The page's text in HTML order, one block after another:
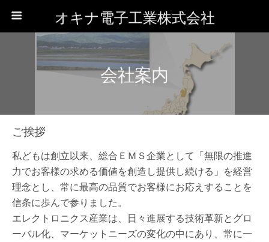
オキナ電子工業株式会社
会社案内
ご挨拶
私どもは創立以来、総合ＥＭＳ企業として「無限の推進
力でお客様の求める価値を創造し提供し続ける」を経営
理念とし、常に最高の品質でお客様にお応えすることを
信条に歩んで参りました。
エレクトロニクス産業は、日々進展する技術革新とグロ
ーバル化、マーケットニーズの変化の中にあり、常に一